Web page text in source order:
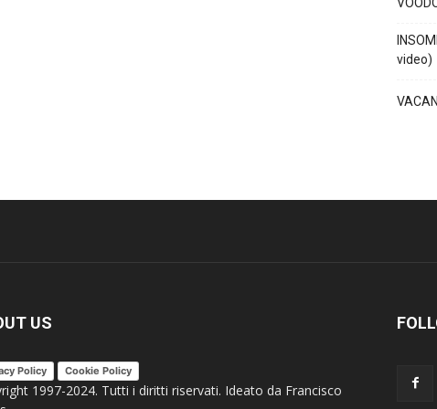
video)
US
Policy Cookie Policy
1997-2024. Tutti i diritti riservati. Ideato da Francisco